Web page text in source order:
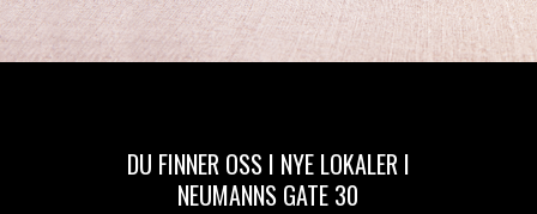
DU FINNER OSS I NYE LOKALER I
NEUMANNS GATE 30